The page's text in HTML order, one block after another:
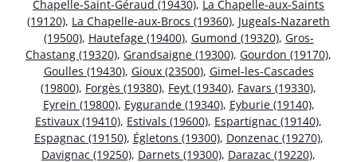
Chapelle-Saint-Géraud (19430), La Chapelle-aux-Saints
(19120), La Chapelle-aux-Brocs (19360), Jugeals-Nazareth
(19500), Hautefage (19400), Gumond (19320), Gros-
Chastang (19320), Grandsaigne (19300), Gourdon (19170),
Goulles (19430), Gioux (23500), Gimel-les-Cascades
(19800), Forgès (19380), Feyt (19340), Favars (19330),
Eyrein (19800), Eygurande (19340), Eyburie (19140),
Estivaux (19410), Estivals (19600), Espartignac (19140),
Espagnac (19150), Égletons (19300), Donzenac (19270),
Davignac (19250), Darnets (19300), Darazac (19220),